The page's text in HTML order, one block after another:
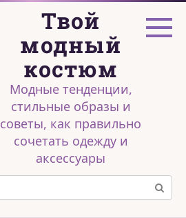
Твой
модный
костюм
Модные тенденции,
стильные образы и
советы, как правильно
сочетать одежду и
аксессуары